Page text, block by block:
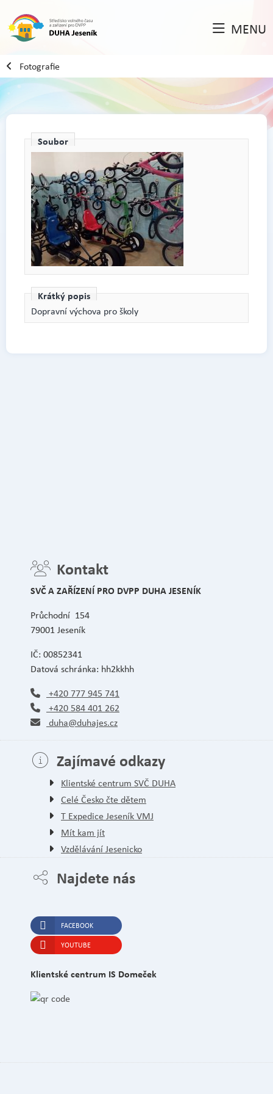
MENU
Fotografie
Soubor
Krátký popis
Dopravní výchova pro školy
Kontakt
SVČ A ZAŘÍZENÍ PRO DVPP DUHA JESENÍK
Průchodní 154
79001 Jeseník
IČ: 00852341
Datová schránka: hh2kkhh
+420 777 945 741
+420 584 401 262
duha@duhajes.cz
Zajímavé odkazy
Klientské centrum SVČ DUHA
Celé Česko čte dětem
T Expedice Jeseník VMJ
Mít kam jít
Vzdělávání Jesenicko
Najdete nás
FACEBOOK
YOUTUBE
Klientské centrum IS Domeček